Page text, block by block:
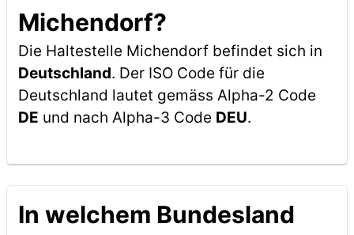
Michendorf?
Die Haltestelle Michendorf befindet sich in
Deutschland. Der ISO Code für die
Deutschland lautet gemäss Alpha-2 Code
DE und nach Alpha-3 Code DEU.
In welchem Bundesland